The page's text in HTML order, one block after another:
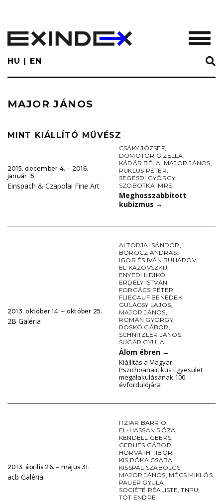
main
content
HU EN
MAJOR JÁNOS
MINT KIÁLLÍTÓ MŰVÉSZ
2015. december 4. ‒ 2016.
január 15.
Einspach & Czapolai Fine Art
CSÁKY JÓZSEF,
DÖMÖTÖR GIZELLA,
KÁDÁR BÉLA, MAJOR JÁNOS,
PUKLUS PÉTER,
SEGESDI GYÖRGY,
SZOBOTKA IMRE
Meghosszabbított
kubizmus →
2013. október 14. ‒ október 25.
2B Galéria
ALTORJAI SÁNDOR,
BÖRÖCZ ANDRÁS,
IGOR ÉS IVÁN BUHAROV,
EL KAZOVSZKIJ,
ENYEDI ILDIKÓ,
ERDÉLY ISTVÁN,
FORGÁCS PÉTER,
FLIEGAUF BENEDEK,
GULÁCSY LAJOS,
MAJOR JÁNOS,
ROMÁN GYÖRGY,
ROSKÓ GÁBOR,
SCHNITZLER JÁNOS,
SUGÁR GYULA
Álom ébren →
Kiállítás a Magyar
Pszichoanalitikus Egyesület
megalakulásának 100.
évfordulójára
2013. április 26. ‒ május 31.
acb Galéria
ITZIAR BARRIO,
EL-HASSAN RÓZA,
KENDELL GEERS,
GERHES GÁBOR,
HORVÁTH TIBOR,
KIS RÓKA CSABA,
KISSPÁL SZABOLCS,
MAJOR JÁNOS, MÉCS MIKLÓS,
PAUER GYULA,
SOCIÉTÉ RÉALISTE,TNPU,
TÓT ENDRE